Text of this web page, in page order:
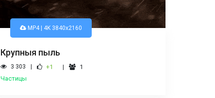
MP4 | 4K 3840х2160
Крупныя пыль
3 303 +1
1
Частицы